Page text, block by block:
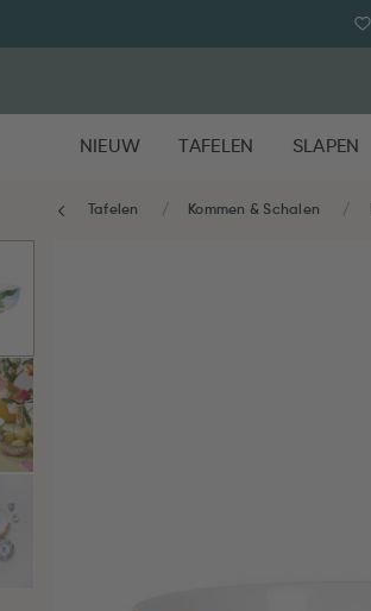
NIEUW TAFELEN SLAPEN
Tafelen Kommen & Schalen